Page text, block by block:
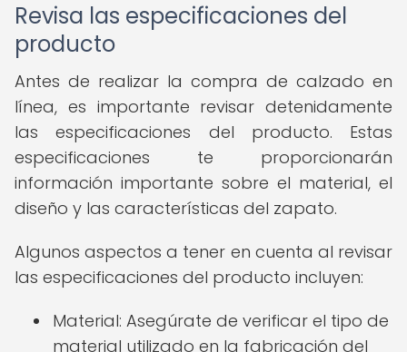
Revisa las especificaciones del
producto
Antes de realizar la compra de calzado en
línea, es importante revisar detenidamente
las especificaciones del producto. Estas
especificaciones te proporcionarán
información importante sobre el material, el
diseño y las características del zapato.
Algunos aspectos a tener en cuenta al revisar
las especificaciones del producto incluyen:
Material: Asegúrate de verificar el tipo de
material utilizado en la fabricación del